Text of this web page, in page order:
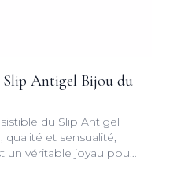
Slip Antigel Bijou du
du Slip Antigel
qualité et sensualité,
un véritable joyau pour